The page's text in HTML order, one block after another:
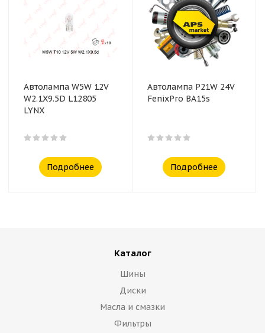
Автолампа W5W 12V
W2.1X9.5D L12805
LYNX
Подробнее
Автолампа P21W 24V
FenixPro BA15s
Подробнее
Каталог
Шины
Диски
Масла и смазки
Фильтры